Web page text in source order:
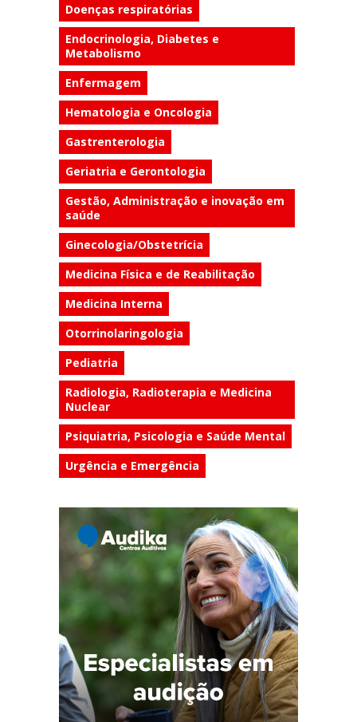
Doenças respiratórias
Endocrinologia, Diabetes e
Metabolismo
Enfermagem
Hematologia e Oncologia
Gastrenterologia
Geriatria e Gerontologia
Gestão, Administração e inovação em
saúde
Ginecologia/Obstetrícia
Medicina Física e de Reabilitação
Medicina Interna
Otorrinolaringologia
Pediatria
Radiologia, Radioterapia e Medicina
Nuclear
Psiquiatria, Psicologia e Saúde Mental
Urgência e Emergência